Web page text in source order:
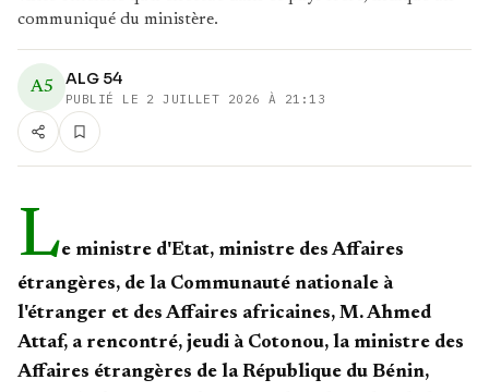
communiqué du ministère.
A5 ALG 54
PUBLIÉ LE 2 JUILLET 2026 À 21:13
Le ministre d'Etat, ministre des Affaires
étrangères, de la Communauté nationale à
l'étranger et des Affaires africaines, M. Ahmed
Attaf, a rencontré, jeudi à Cotonou, la ministre des
Affaires étrangères de la République du Bénin,